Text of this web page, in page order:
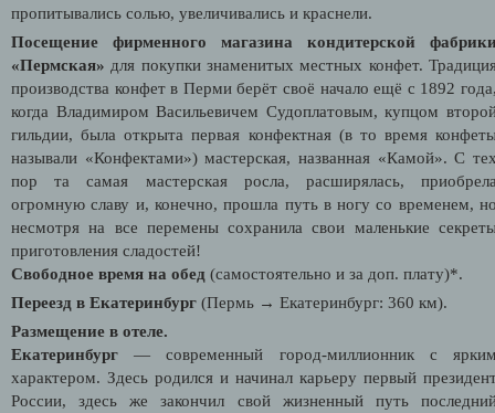
пропитывались солью, увеличивались и краснели.
Посещение фирменного магазина кондитерской
«Пермская» для покупки знаменитых местных конфет.
производства конфет в Перми берёт своё начало ещё с 1892
когда Владимиром Васильевичем Судоплатовым, купцом
гильдии, была открыта первая конфектная (в то время
называли «Конфектами») мастерская, названная «Камой». С
пор та самая мастерская росла, расширялась,
огромную славу и, конечно, прошла путь в ногу со временем,
несмотря на все перемены сохранила свои маленькие
приготовления сладостей!
Свободное время на обед (самостоятельно и за доп. плату)*.
Переезд в Екатеринбург (Пермь → Екатеринбург: 360 км).
Размещение в отеле.
Екатеринбург — современный город-миллионник с
характером. Здесь родился и начинал карьеру первый
России, здесь же закончил свой жизненный путь